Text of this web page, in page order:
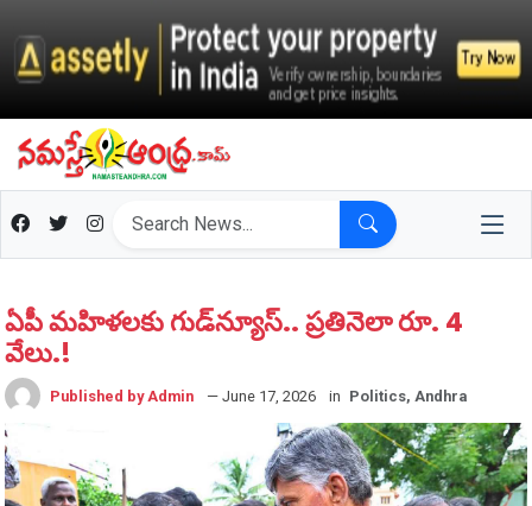
ఏపీ మ‌హిళ‌ల‌కు గుడ్‌న్యూస్‌.. ప్ర‌తినెలా రూ. 4
వేలు.!
Published by Admin — June 17, 2026 in Politics, Andhra